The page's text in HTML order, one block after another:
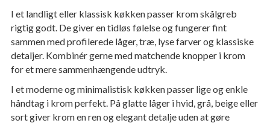
I et landligt eller klassisk køkken passer krom skålgreb
rigtig godt. De giver en tidløs følelse og fungerer fint
sammen med profilerede låger, træ, lyse farver og klassiske
detaljer. Kombinér gerne med matchende knopper i krom
for et mere sammenhængende udtryk.
I et moderne og minimalistisk køkken passer lige og enkle
håndtag i krom perfekt. På glatte låger i hvid, grå, beige eller
sort giver krom en ren og elegant detalje uden at gøre